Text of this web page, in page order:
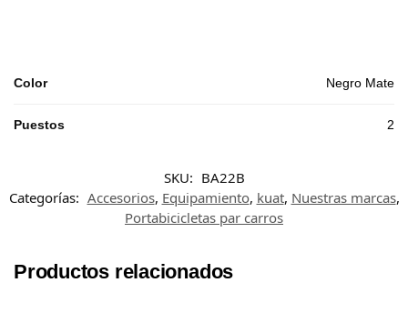
Color Negro Mate
Puestos 2
SKU: BA22B
Categorías: Accesorios, Equipamiento, kuat, Nuestras marcas,
Portabicicletas par carros
Productos relacionados